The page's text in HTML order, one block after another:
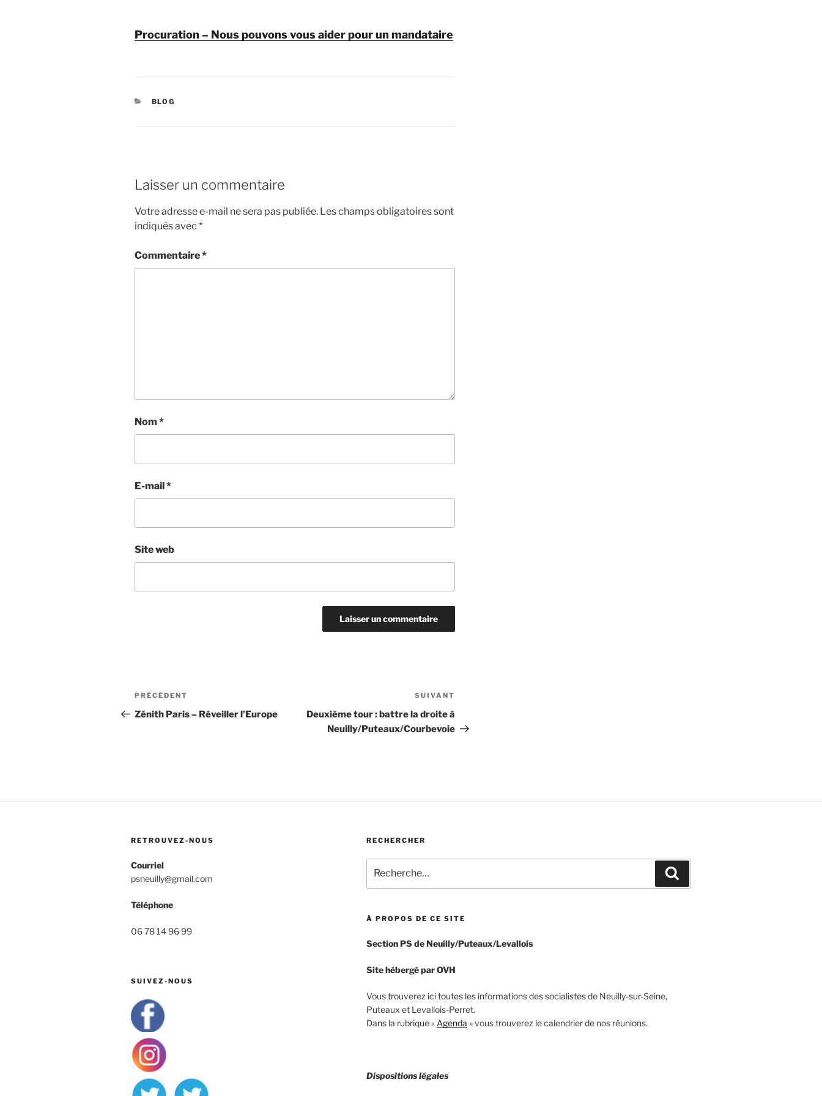
Procuration – Nous pouvons vous aider pour un mandataire
CATÉGORIES
BLOG
Laisser un commentaire
Votre adresse e-mail ne sera pas publiée. Les champs obligatoires sont
indiqués avec *
Commentaire*
Nom *
E-mail*
Site web
Navigation
de
Article
précédent
PRÉCÉDENT
Zénith Paris – Réveiller l’Europe
SUIVANT
Deuxième tour : battre la droite à
Neuilly/Puteaux/Courbevoie
RETROUVEZ-NOUS
Courriel
psneuilly@gmail.com
Téléphone
06 78 14 96 99
SUIVEZ-NOUS
RECHERCHER
pour
:
À PROPOS DE CE SITE
Section PS de Neuilly/Puteaux/Levallois
Site hébergé par OVH
Vous trouverez ici toutes les informations des socialistes de Neuilly-sur-Seine,
Puteaux et Levallois-Perret.
Dans la rubrique « Agenda » vous trouverez le calendrier de nos réunions.
Dispositions légales